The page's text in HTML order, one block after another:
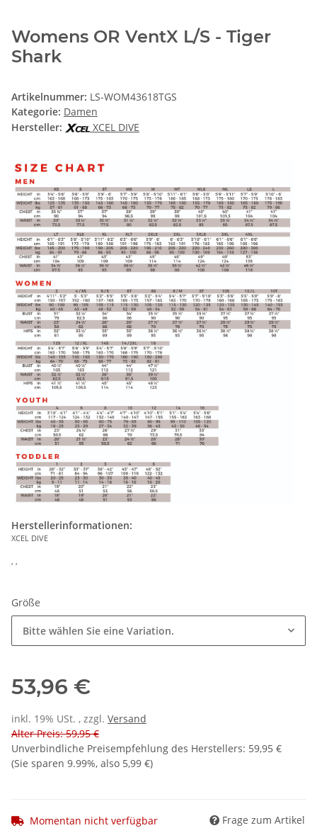
Womens OR VentX L/S - Tiger
Shark
Artikelnummer: LS-WOM43618TGS
Kategorie: Damen
Hersteller:
XCEL DIVE
Herstellerinformationen:
XCEL DIVE
, ,
Größe
Bitte wählen Sie eine Variation.
53,96 €
inkl. 19% USt. , zzgl. Versand
Alter Preis: 59,95 €
Unverbindliche Preisempfehlung des Herstellers: 59,95 €
(Sie sparen 9.99%, also 5,99 €)
Momentan nicht verfügbar Frage zum Artikel